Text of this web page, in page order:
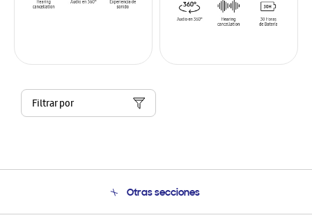
Filtrar por
Otras secciones